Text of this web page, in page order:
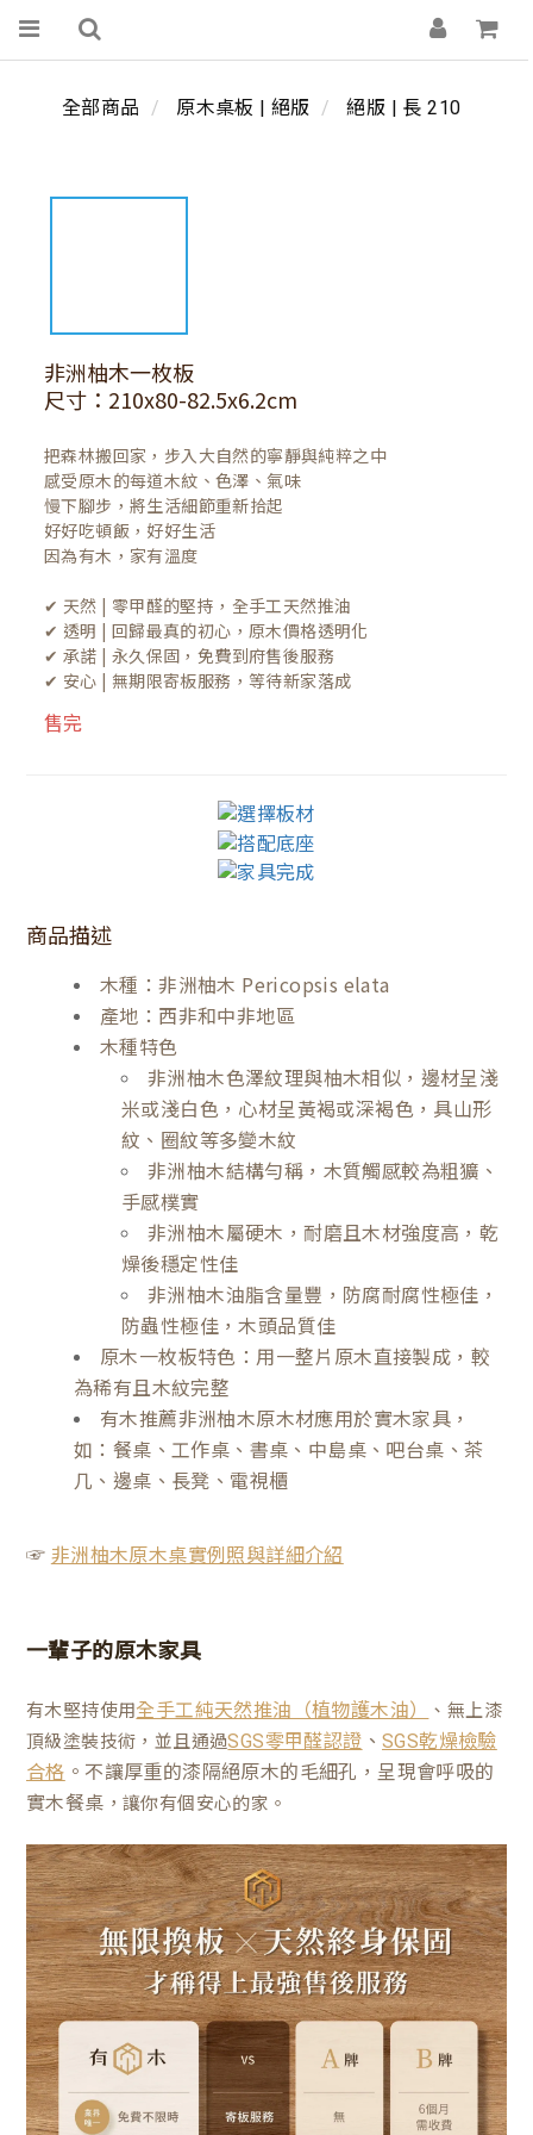
全部商品 原木桌板 | 絕版 絕版 | 長 210
非洲柚木一枚板
尺寸：210x80-82.5x6.2cm
把森林搬回家，步入大自然的寧靜與純粹之中
感受原木的每道木紋、色澤、氣味
慢下腳步，將生活細節重新拾起
好好吃頓飯，好好生活
因為有木，家有溫度
✔ 天然 | 零甲醛的堅持，全手工天然推油
✔ 透明 | 回歸最真的初心，原木價格透明化
✔ 承諾 | 永久保固，免費到府售後服務
✔ 安心 | 無期限寄板服務，等待新家落成
售完
商品描述
木種：非洲柚木 Pericopsis elata
產地：西非和中非地區
木種特色
非洲柚木色澤紋理與柚木相似，邊材呈淺
米或淺白色，心材呈黃褐或深褐色，具山形
紋、圈紋等多變木紋
非洲柚木結構勻稱，木質觸感較為粗獷、
手感樸實
非洲柚木屬硬木，耐磨且木材強度高，乾
燥後穩定性佳
非洲柚木油脂含量豐，防腐耐腐性極佳，
防蟲性極佳，木頭品質佳
原木一枚板特色：用一整片原木直接製成，較
為稀有且木紋完整
有木推薦非洲柚木原木材應用於實木家具，
如：餐桌、工作桌、書桌、中島桌、吧台桌、茶
几、邊桌、長凳、電視櫃
☞ 非洲柚木原木桌實例照與詳細介紹
一輩子的原木家具
有木堅持使用全手工純天然推油（植物護木油）
、無上漆
頂級塗裝技術，並且通過SGS零甲醛認證 、SGS乾燥檢驗
合格 。不讓厚重的漆隔絕原木的毛細孔，呈現會呼吸的
實木餐桌 ，讓你有個安心的家。